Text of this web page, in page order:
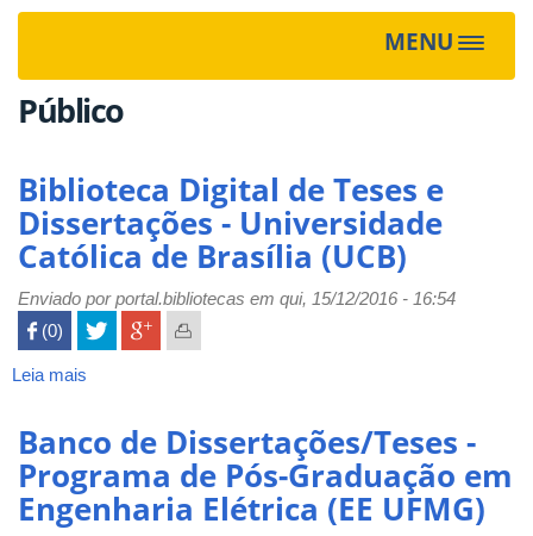
MENU Toggle
Público
Biblioteca Digital de Teses e
Dissertações - Universidade
Católica de Brasília (UCB)
Enviado porportal.bibliotecas em qui, 15/12/2016 - 16:54
 (0)
Leia mais
de
Teses
e
Dissertações
Banco de Dissertações/Teses -
Programa de Pós-Graduação em
Engenharia Elétrica (EE UFMG)